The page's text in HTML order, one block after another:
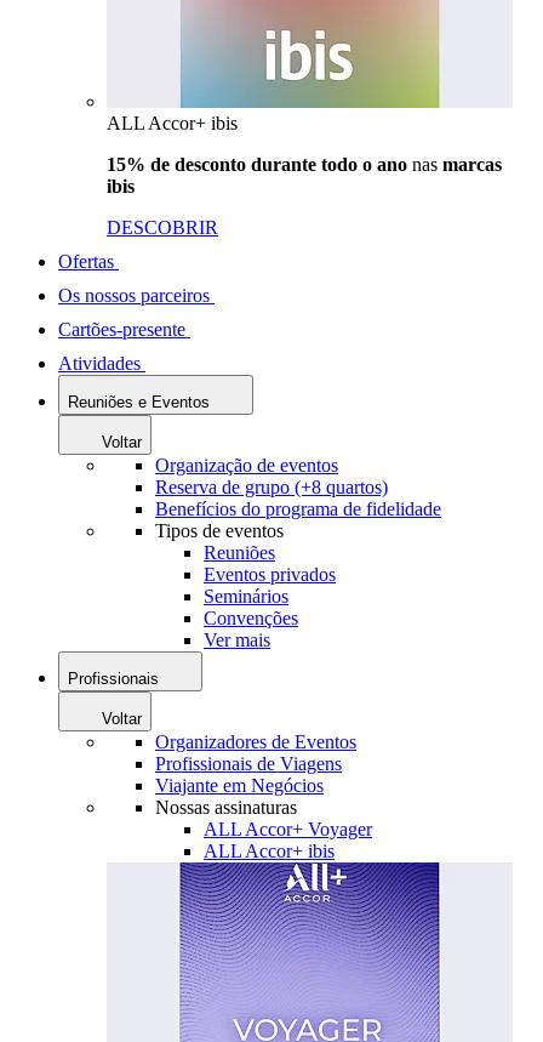
ALL Accor+ ibis
15% de desconto durante todo o ano nas marcas
ibis
DESCOBRIR
Ofertas
Os nossos parceiros
Cartões-presente
Atividades
Reuniões e Eventos
Voltar
Organização de eventos
Reserva de grupo (+8 quartos)
Benefícios do programa de fidelidade
Tipos de eventos
Reuniões
Eventos privados
Seminários
Convenções
Ver mais
Profissionais
Voltar
Organizadores de Eventos
Profissionais de Viagens
Viajante em Negócios
Nossas assinaturas
ALL Accor+ Voyager
ALL Accor+ ibis